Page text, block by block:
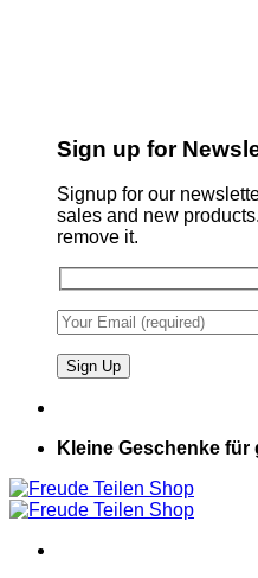
Sign up for
Signup for our
sales and new
remove it.
Kleine Geschenke für